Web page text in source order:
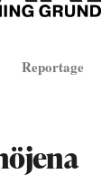
Reportage